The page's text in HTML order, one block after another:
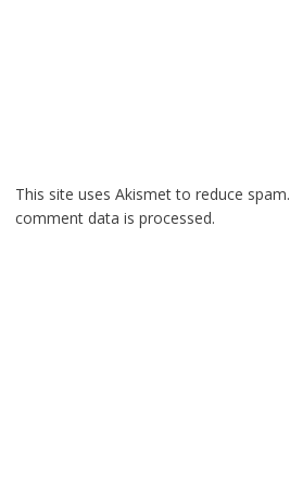
This site uses Akismet to reduce spam.
comment data is processed.